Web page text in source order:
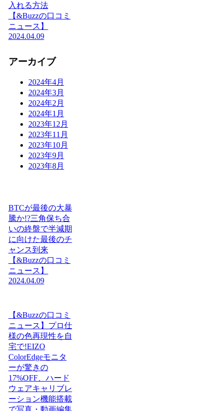
入れる方法
【&Buzzの口コミ
ニュース】
2024.04.09
アーカイブ
2024年4月
2024年3月
2024年2月
2024年1月
2023年12月
2023年11月
2023年10月
2023年9月
2023年8月
BTCが最後の大暴
騰か!?三角保ち合
いの終盤で半減期
に向けた最後のチ
ャンス到来
【&Buzzの口コミ
ニュース】
2024.04.09
【&Buzzの口コミ
ニュース】プロ仕
様の色再現性を自
宅で!EIZO
ColorEdgeモニタ
ーが驚きの
17%OFF、ハード
ウェアキャリブレ
ーション機能搭載